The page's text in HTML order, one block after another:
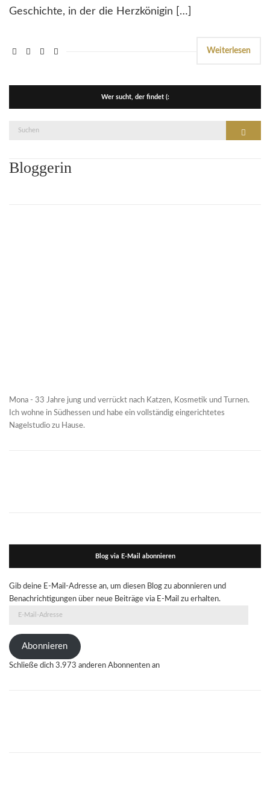
Geschichte, in der die Herzkönigin […]
Weiterlesen
Wer sucht, der findet (:
Suche
Bloggerin
Mona - 33 Jahre jung und verrückt nach Katzen, Kosmetik und Turnen.
Ich wohne in Südhessen und habe ein vollständig eingerichtetes
Nagelstudio zu Hause.
Blog via E-Mail abonnieren
Gib deine E-Mail-Adresse an, um diesen Blog zu abonnieren und
Benachrichtigungen über neue Beiträge via E-Mail zu erhalten.
Adresse
Abonnieren
Schließe dich 3.973 anderen Abonnenten an